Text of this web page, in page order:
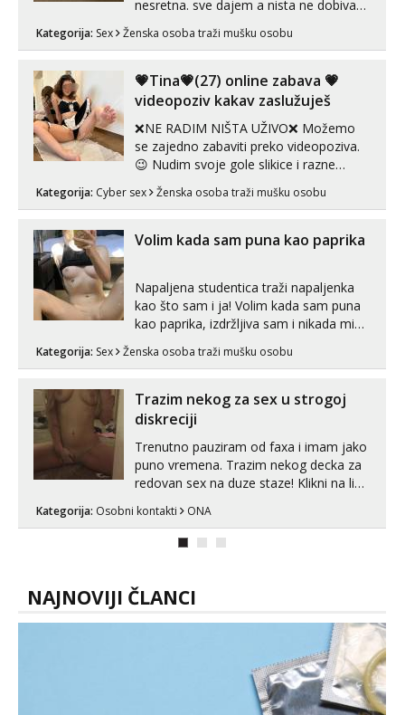
nesretna. sve dajem a nista ne dobivam
zadovoljiti moje potrebe,ne trazim puno
volim njezan seks i njezne poljupce po
tijelu koji me jako pale,obozavam kad
muskar...
Kategorija: Sex Ženska osoba traži mušku osobu
💗Tina💗(27) online zabava 💗
videopoziv kakav zaslužuješ
❌NE RADIM NIŠTA UŽIVO❌ Možemo
se zajedno zabaviti preko videopoziva.
😉 Nudim svoje gole slikice i razne
videouradke. 🤩 Za online zabavu pošalji
poruku na Whatsapp, Telegram ili Viber.
autentičnosti možeš me vidjeti na
videopozivu. 😉 S vama sam vec 5 ...
Kategorija: Cyber sex Ženska osoba traži mušku osobu
Volim kada sam puna kao paprika
Napaljena studentica traži napaljenka
kao što sam i ja! Volim kada sam puna
kao paprika, izdržljiva sam i nikada mi
puta dnevno bilo kad i bilo gdje zato se
link ispod i nadji me tamo, cekam te!
Kategorija: Sex Ženska osoba traži mušku osobu
Trazim nekog za sex u strogoj
diskreciji
Trenutno pauziram od faxa i imam jako
puno vremena. Trazim nekog decka za
redovan sex na duze staze! Klikni na link
Kategorija: Osobni kontakti ONA
NAJNOVIJI ČLANCI